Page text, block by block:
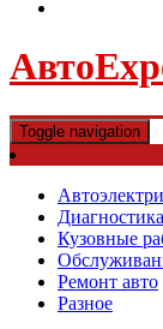
Toggle navigation
Диагностика
Кузовные
Ремонт авто
Разное